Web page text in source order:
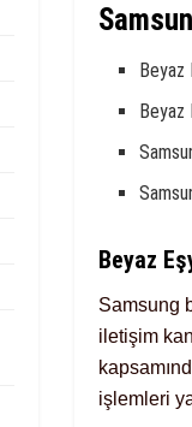
Beyaz
Beyaz
Beyaz
Samsung
iletişim
işlemleri